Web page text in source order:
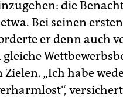
die
Bei seinen
er denn auch
„Ich habe